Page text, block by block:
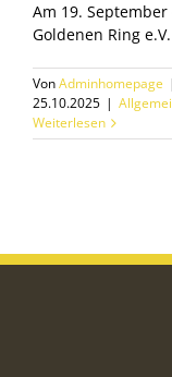
Am 19.
Goldenen Ring
VonAdminhomepage |
25.10.2025 |
Weiterlesen